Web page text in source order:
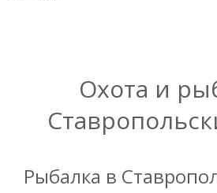
Охота и
Рыбалка в